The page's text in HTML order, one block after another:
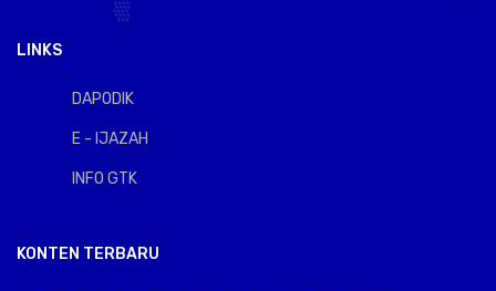
LINKS
DAPODIK
E - IJAZAH
INFO GTK
KONTEN TERBARU